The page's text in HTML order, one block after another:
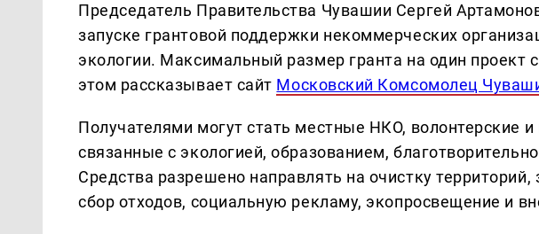
Председатель Правительства Чувашии Сергей
запуске грантовой поддержки некоммерческих
экологии. Максимальный размер гранта на один проект
этом рассказывает сайт Московский Комсомолец
Получателями могут стать местные НКО, волонтерские
связанные с экологией, образованием,
Средства разрешено направлять на очистку
сбор отходов, социальную рекламу, экопросвещение и